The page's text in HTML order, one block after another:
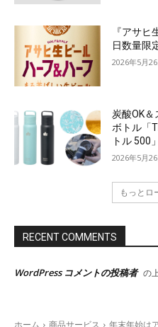
『アサ
日数量限
2026年5月26
炭酸OK
ボトル「
トル 500
2026年5月26
もっとロ
RECENT COMMENTS
WordPress コメントの投稿者 の